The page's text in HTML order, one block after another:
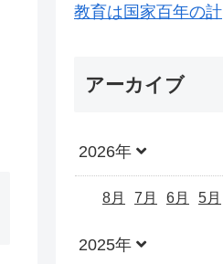
教育は国家百年の計
アーカイブ
2026年
8月 7月 6月 5月
2025年